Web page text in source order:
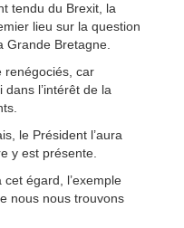
tendu du Brexit, la
lieu sur la question
Grande Bretagne.
renégociés, car
dans l’intérêt de la
le Président l’aura
y est présente.
égard, l’exemple
nous nous trouvons